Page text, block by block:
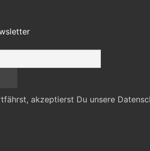
akzeptierst Du unsere